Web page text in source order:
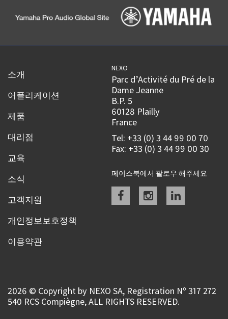
소개
어플리케이션
제품
대리점
교육
소식
고객지원
개인정보보호정책
이용약관
NEXO
Parc d’Activité du Pré de la
Dame Jeanne
B.P. 5
60128 Plailly
France
Tel: +33 (0) 3 44 99 00 70
Fax: +33 (0) 3 44 99 00 30
페이스북에서 팔로우 해주세요
Facebookinstagramlinkedin
2026 © Copyright by NEXO SA, Registration Nº 317 272
540 RCS Compiègne, ALL RIGHTS RESERVED.